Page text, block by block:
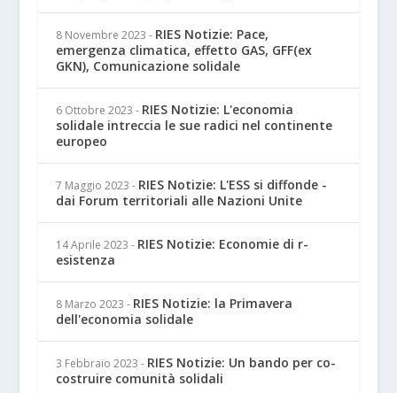
8 Novembre 2023 - RIES Notizie: Pace,
emergenza climatica, effetto GAS, GFF(ex
GKN), Comunicazione solidale
6 Ottobre 2023 - RIES Notizie: L'economia
solidale intreccia le sue radici nel continente
europeo
7 Maggio 2023 - RIES Notizie: L'ESS si diffonde -
dai Forum territoriali alle Nazioni Unite
14 Aprile 2023 - RIES Notizie: Economie di r-
esistenza
8 Marzo 2023 - RIES Notizie: la Primavera
dell'economia solidale
3 Febbraio 2023 - RIES Notizie: Un bando per co-
costruire comunità solidali